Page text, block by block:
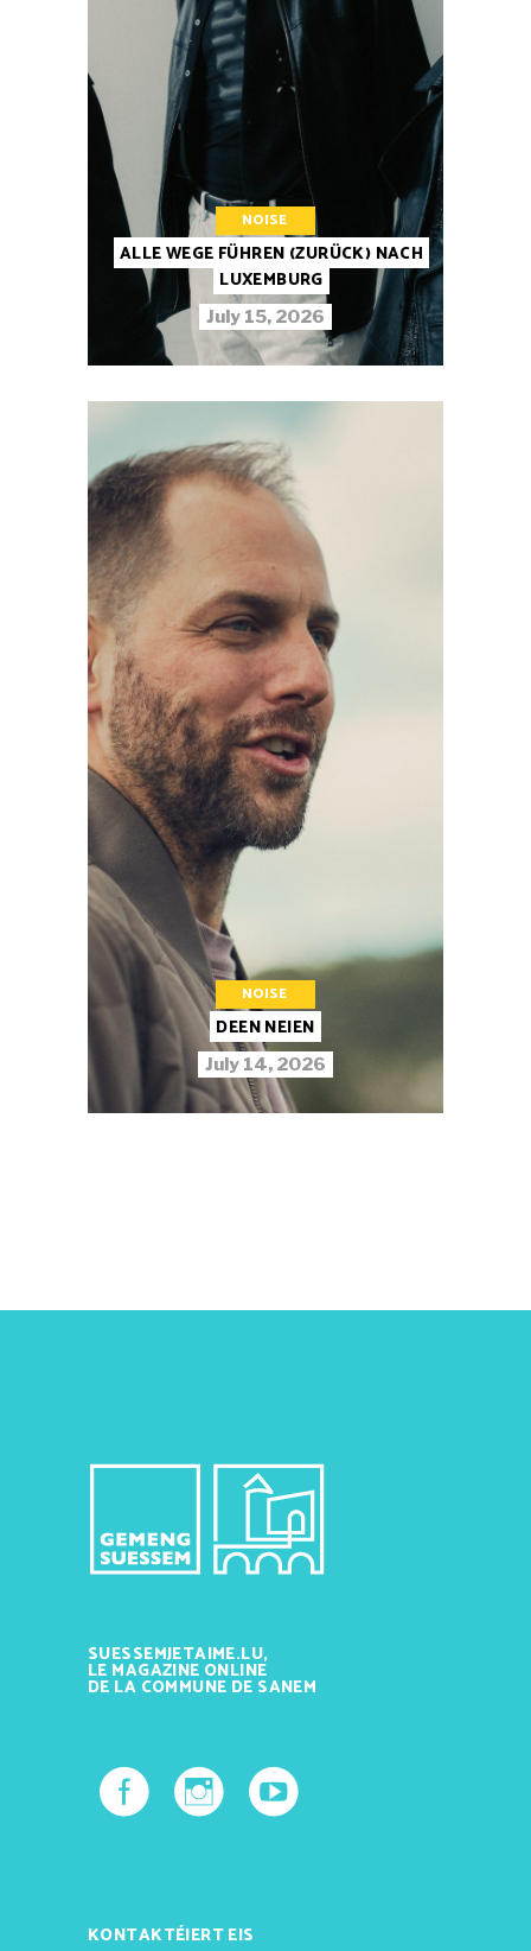
NOISE
ALLE WEGE FÜHREN (ZURÜCK) NACH
LUXEMBURG
July 15, 2026
NOISE
DEEN NEIEN
July 14, 2026
SUESSEMJETAIME.LU,
LE MAGAZINE ONLINE
DE LA COMMUNE DE SANEM
KONTAKTÉIERT EIS